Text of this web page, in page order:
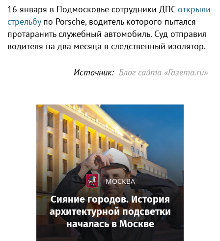
16 января в Подмосковье сотрудники ДПС открыли
стрельбупо Porsche, водитель которого пытался
протаранить служебный автомобиль. Суд отправил
водителя на два месяца в следственный изолятор.
Источник: Блог сайта «Газета.ru»
МОСКВА
Сияние городов. История
архитектурной подсветки
началась в Москве